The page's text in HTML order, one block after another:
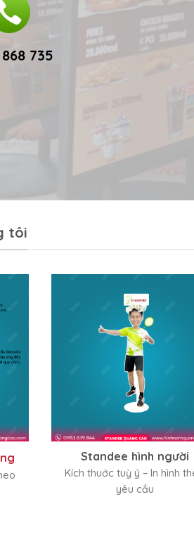
735
tôi
Standee hình người
Kích thuớc tuỳ ý – In hình
yêu cầu